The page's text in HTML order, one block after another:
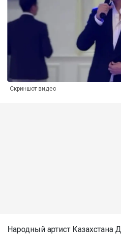
Скриншот видео
Народный артист